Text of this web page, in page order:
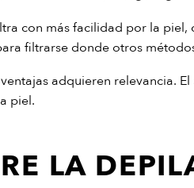
con más facilidad por la
filtrarse donde otros
adquieren relevancia. El
piel.
LA